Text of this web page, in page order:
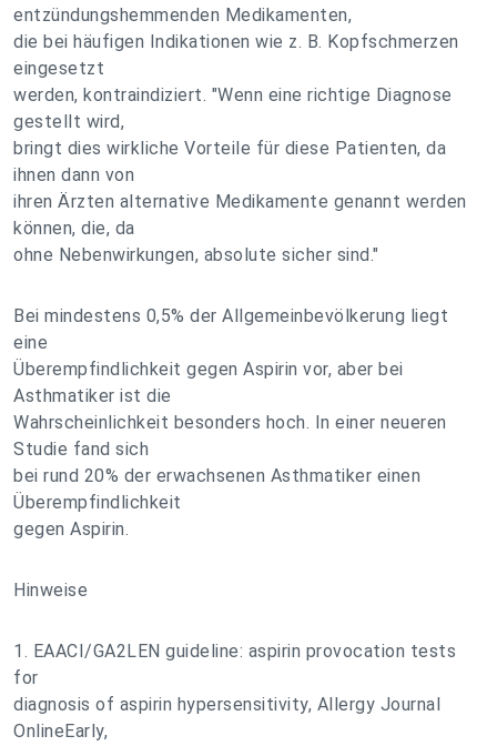
entzündungshemmenden Medikamenten,
die bei häufigen Indikationen wie z. B. Kopfschmerzen
eingesetzt
werden, kontraindiziert. "Wenn eine richtige Diagnose
gestellt wird,
bringt dies wirkliche Vorteile für diese Patienten, da
ihnen dann von
ihren Ärzten alternative Medikamente genannt werden
können, die, da
ohne Nebenwirkungen, absolute sicher sind."
Bei mindestens 0,5% der Allgemeinbevölkerung liegt
eine
Überempfindlichkeit gegen Aspirin vor, aber bei
Asthmatiker ist die
Wahrscheinlichkeit besonders hoch. In einer neueren
Studie fand sich
bei rund 20% der erwachsenen Asthmatiker einen
Überempfindlichkeit
gegen Aspirin.
Hinweise
1. EAACI/GA2LEN guideline: aspirin provocation tests
for
diagnosis of aspirin hypersensitivity, Allergy Journal
OnlineEarly,